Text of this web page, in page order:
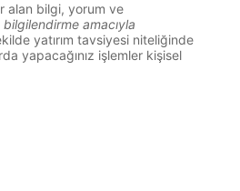
alan bilgi, yorum ve
bilgilendirme amacıyla
yatırım tavsiyesi niteliğinde
yapacağınız işlemler kişisel